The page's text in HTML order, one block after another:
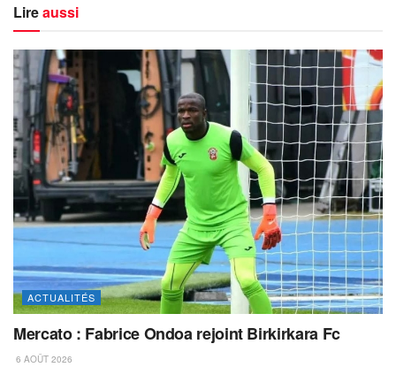
Lireaussi
ACTUALITÉS
Mercato : Fabrice Ondoa rejoint Birkirkara Fc
6 AOÛT 2026